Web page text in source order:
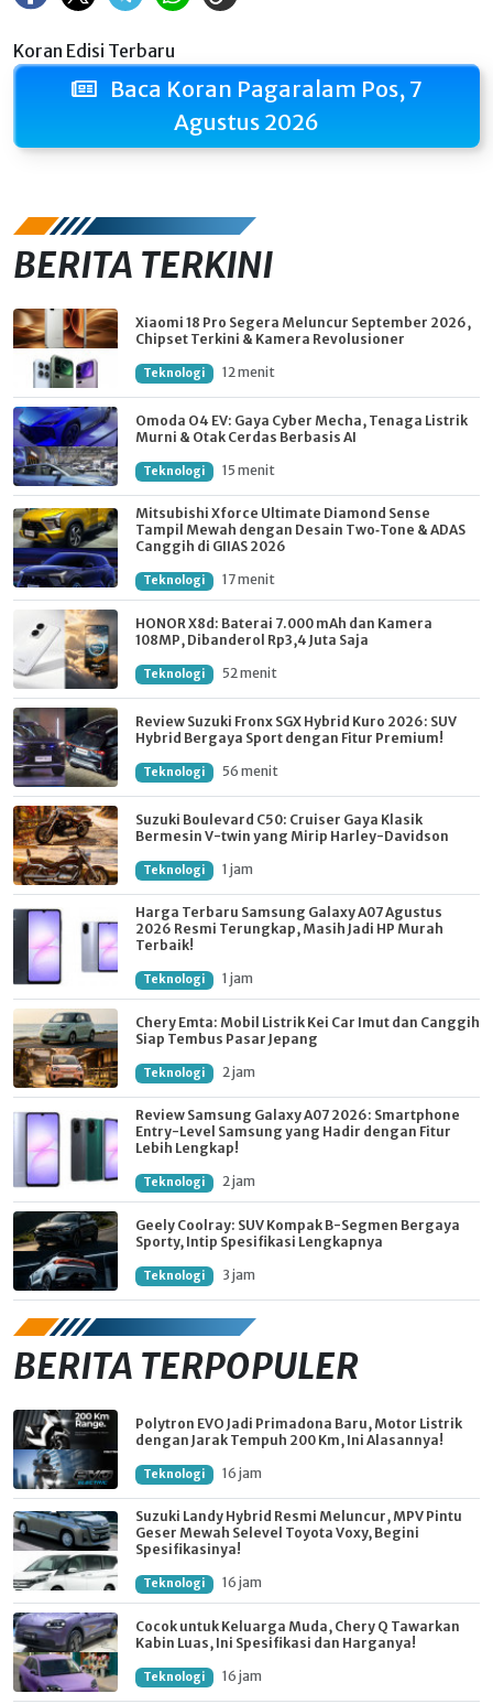
Koran Edisi Terbaru
Baca Koran Pagaralam Pos, 7
Agustus 2026
BERITA TERKINI
Xiaomi 18 Pro Segera Meluncur September 2026,
Chipset Terkini & Kamera Revolusioner
Teknologi 12 menit
Omoda O4 EV: Gaya Cyber Mecha, Tenaga Listrik
Murni & Otak Cerdas Berbasis AI
Teknologi 15 menit
Mitsubishi Xforce Ultimate Diamond Sense
Tampil Mewah dengan Desain Two‑Tone & ADAS
Canggih di GIIAS 2026
Teknologi 17 menit
HONOR X8d: Baterai 7.000 mAh dan Kamera
108MP, Dibanderol Rp3,4 Juta Saja
Teknologi 52 menit
Review Suzuki Fronx SGX Hybrid Kuro 2026: SUV
Hybrid Bergaya Sport dengan Fitur Premium!
Teknologi 56 menit
Suzuki Boulevard C50: Cruiser Gaya Klasik
Bermesin V-twin yang Mirip Harley-Davidson
Teknologi 1 jam
Harga Terbaru Samsung Galaxy A07 Agustus
2026 Resmi Terungkap, Masih Jadi HP Murah
Terbaik!
Teknologi 1 jam
Chery Emta: Mobil Listrik Kei Car Imut dan Canggih
Siap Tembus Pasar Jepang
Teknologi 2 jam
Review Samsung Galaxy A07 2026: Smartphone
Entry-Level Samsung yang Hadir dengan Fitur
Lebih Lengkap!
Teknologi 2 jam
Geely Coolray: SUV Kompak B-Segmen Bergaya
Sporty, Intip Spesifikasi Lengkapnya
Teknologi 3 jam
BERITA TERPOPULER
Polytron EVO Jadi Primadona Baru, Motor Listrik
dengan Jarak Tempuh 200 Km, Ini Alasannya!
Teknologi 16 jam
Suzuki Landy Hybrid Resmi Meluncur, MPV Pintu
Geser Mewah Selevel Toyota Voxy, Begini
Spesifikasinya!
Teknologi 16 jam
Cocok untuk Keluarga Muda, Chery Q Tawarkan
Kabin Luas, Ini Spesifikasi dan Harganya!
Teknologi 16 jam